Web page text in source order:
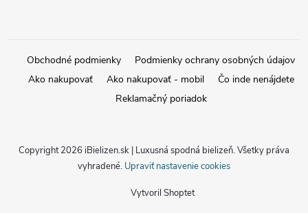
Obchodné podmienky
Podmienky ochrany osobných údajov
Ako nakupovať
Ako nakupovať - mobil
Čo inde nenájdete
Reklamačný poriadok
Vytvoril Shoptet
Copyright 2026 iBielizen.sk | Luxusná spodná bielizeň. Všetky práva
vyhradené. Upraviť nastavenie cookies